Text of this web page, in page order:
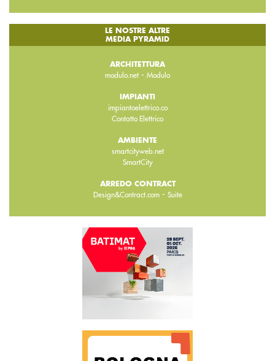
LE NOSTRE ALTRE
MEDIA PYRAMID
ARCHITETTURA
modulo.net - Modulo
IMPIANTI
impiantoelettrico.co
Contatto Elettrico
AMBIENTE
smartcityweb.net
SmartCity
ARREDO CONTRACT
Design&Contract.com- Suite